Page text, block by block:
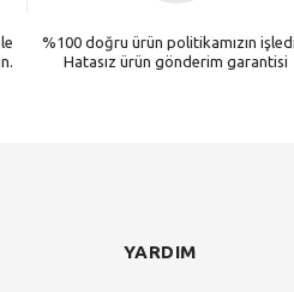
%100 doğru ürün politikamızın
Hatasız ürün gönderim garantisi
YARDIM